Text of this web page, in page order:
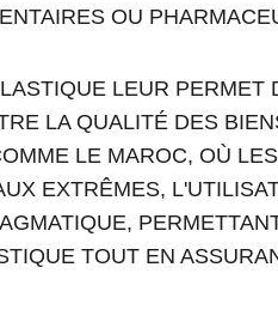
OU
LEUR PERMET
LA QUALITÉ DES
LE MAROC, OÙ LES
EXTRÊMES,
TOUT EN